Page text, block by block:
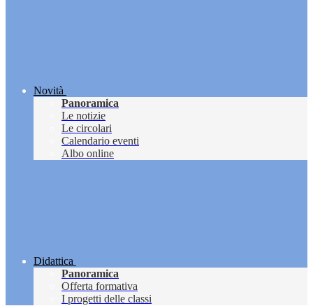
Novità
Panoramica
Le notizie
Le circolari
Calendario eventi
Albo online
Didattica
Panoramica
Offerta formativa
I progetti delle classi